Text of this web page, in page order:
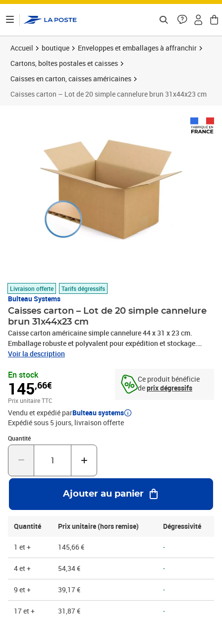
Accueil boutique
Enveloppes et emballages à affranchir
Cartons, boîtes postales et caisses
Caisses en carton, caisses américaines
Caisses carton – Lot de 20 simple cannelure brun 31x44x23 cm
Livraison offerte Tarifs dégressifs
Bulteau Systems
Caisses carton – Lot de 20 simple cannelure
brun 31x44x23 cm
Caisse carton américaine simple cannelure 44 x 31 x 23 cm.
Emballage robuste et polyvalent pour expédition et stockage.
Idéale pour produits légers à moyens. Montage rapide, livrée à
d'emballage avec notre caisse carton américaine simple cannelure
aux dimensions pratiques de 44 x 31 x 23 cm. Ce modèle standard
offre une solution économique et efficace pour vos produits légers
à moyennement lourds.Fabriquée en carton ondulé simple
cannelure, cette caisse allie légèreté et résistance, assurant une
protection fiable durant le transport et le stockage. Sa conception
américaine classique, avec rabats supérieurs et inférieurs, permet
un montage instantané et une fermeture sécurisée.Livrée à plat
pour un gain d'espace maximal, cette caisse se déploie en un clin
dimensions la rendent particulièrement adaptée aux objets de
taille moyenne à grande, aux articles e-commerce, ou pour
l'organisation efficace en entrepôt.
Voir la description
En stock
145,66€
Prix unitaire TTC
Vendu et expédié parBulteau systems
Expédié sous 5 jours livraison offerte
Ce produit bénéficie
deprix dégressifs
Quantité
Quantité : 1
Ajouter au panier
Quantité Prix unitaire (hors remise) Dégressivité
1 et + 145,66 € -
4 et + 54,34 € -
9 et + 39,17 € -
17 et + 31,87 € -